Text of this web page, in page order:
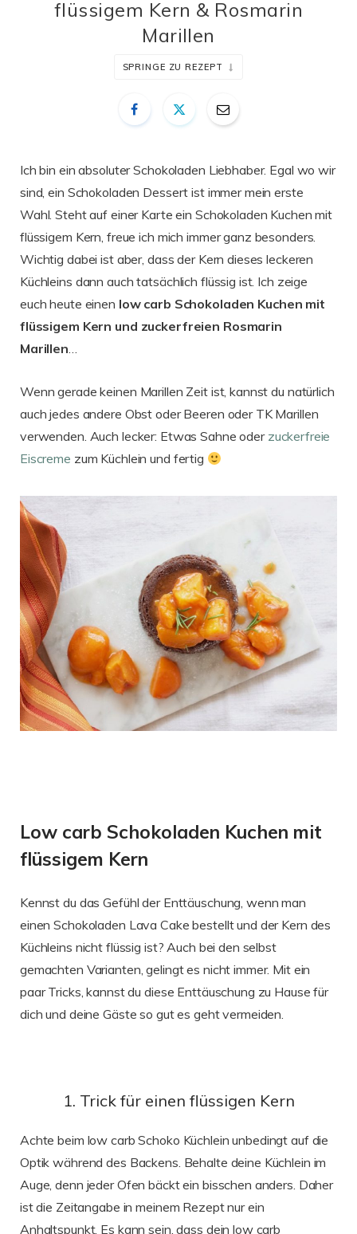
flüssigem Kern & Rosmarin
Marillen
SPRINGE ZU REZEPT
Ich bin ein absoluter Schokoladen Liebhaber. Egal wo wir
sind, ein Schokoladen Dessert ist immer mein erste
Wahl. Steht auf einer Karte ein Schokoladen Kuchen mit
flüssigem Kern, freue ich mich immer ganz besonders.
Wichtig dabei ist aber, dass der Kern dieses leckeren
Küchleins dann auch tatsächlich flüssig ist. Ich zeige
euch heute einen low carb Schokoladen Kuchen mit
flüssigem Kern und zuckerfreien Rosmarin
Marillen…
Wenn gerade keinen Marillen Zeit ist, kannst du natürlich
auch jedes andere Obst oder Beeren oder TK Marillen
verwenden. Auch lecker: Etwas Sahne oder zuckerfreie
Eiscreme zum Küchlein und fertig
Low carb Schokoladen Kuchen mit
flüssigem Kern
Kennst du das Gefühl der Enttäuschung, wenn man
einen Schokoladen Lava Cake bestellt und der Kern des
Küchleins nicht flüssig ist? Auch bei den selbst
gemachten Varianten, gelingt es nicht immer. Mit ein
paar Tricks, kannst du diese Enttäuschung zu Hause für
dich und deine Gäste so gut es geht vermeiden.
1. Trick für einen flüssigen Kern
Achte beim low carb Schoko Küchlein unbedingt auf die
Optik während des Backens. Behalte deine Küchlein im
Auge, denn jeder Ofen bäckt ein bisschen anders. Daher
ist die Zeitangabe in meinem Rezept nur ein
Anhaltspunkt. Es kann sein, dass dein low carb